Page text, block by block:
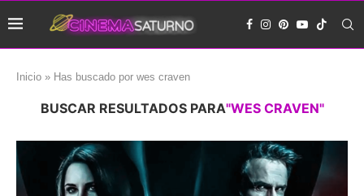
Inicio » Has buscado por wes craven
BUSCAR RESULTADOS PARA"WES CRAVEN"